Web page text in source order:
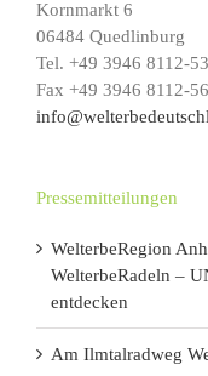
Kornmarkt 6
06484 Quedlinburg
Tel. +49 3946 8112-53
Fax +49 3946 8112-56
Pressemitteilungen
WelterbeRegion
WelterbeRadeln –
entdecken
Am Ilmtalradweg